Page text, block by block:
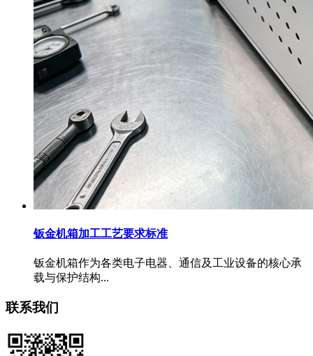
钣金机箱加工工艺要求标准
钣金机箱作为各类电子电器、通信及工业设备的核心承
载与保护结构...
联系我们